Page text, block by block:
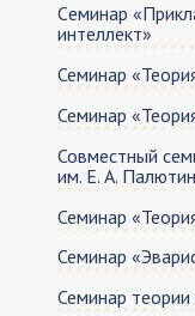
Cеминар
интеллект»
Семинар
Семинар
Совместный
им. Е. А.
Семинар
Семинар
Семинар